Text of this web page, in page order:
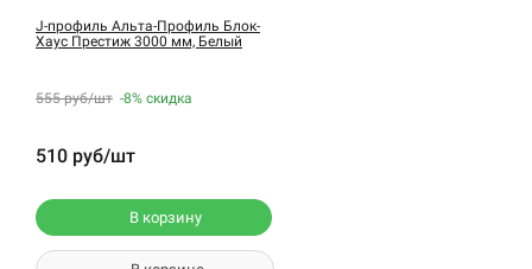
J-профиль Альта-Профиль Блок-
Хаус Престиж 3000 мм, Белый
555 руб/шт -8% скидка
510 руб/шт
В корзину